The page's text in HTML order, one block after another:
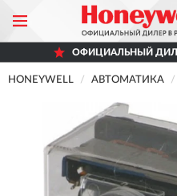
ОФИЦИАЛЬНЫЙ
HONEYWELL АВТОМАТИКА